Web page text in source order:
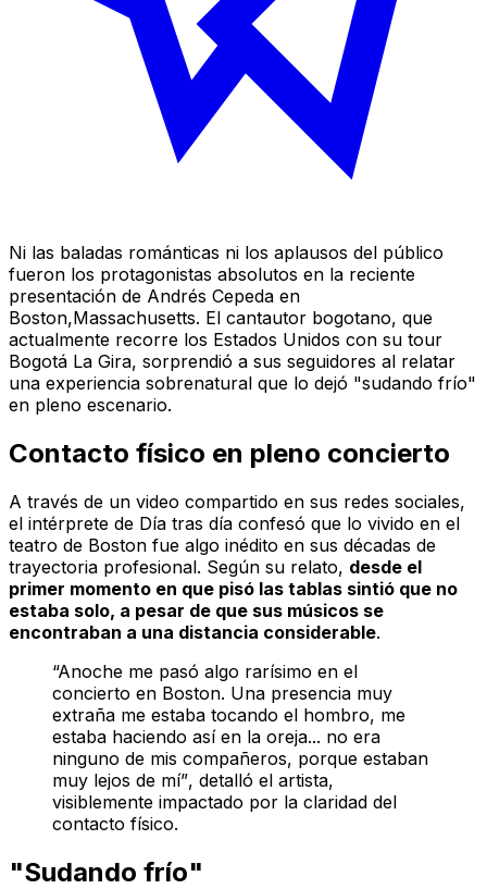
Ni las baladas románticas ni los aplausos del público
fueron los protagonistas absolutos en la reciente
presentación de Andrés Cepeda en
Boston,Massachusetts. El cantautor bogotano, que
actualmente recorre los Estados Unidos con su tour
Bogotá La Gira, sorprendió a sus seguidores al relatar
una experiencia sobrenatural que lo dejó "sudando frío"
en pleno escenario.
Contacto físico en pleno concierto
A través de un video compartido en sus redes sociales,
el intérprete de Día tras día confesó que lo vivido en el
teatro de Boston fue algo inédito en sus décadas de
trayectoria profesional. Según su relato, desde el
primer momento en que pisó las tablas sintió que no
estaba solo, a pesar de que sus músicos se
encontraban a una distancia considerable.
“Anoche me pasó algo rarísimo en el
concierto en Boston. Una presencia muy
extraña me estaba tocando el hombro, me
estaba haciendo así en la oreja... no era
ninguno de mis compañeros, porque estaban
muy lejos de mí”, detalló el artista,
visiblemente impactado por la claridad del
contacto físico.
"Sudando frío"